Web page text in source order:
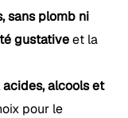
sans plomb ni
gustativeet la
alcools et
pour le